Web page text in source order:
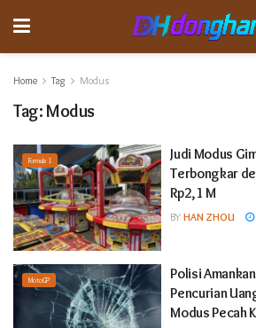
Home Tag Modus
Tag:Modus
Formula 1
Judi Modus
Terbongkar
Rp2,1 M
BY HAN ZHOU
MotoGP
Polisi
Pencurian
Modus Pecah